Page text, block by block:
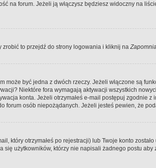
na forum. Jeżeli ją włączysz będziesz widoczny na
zrobić to przejdź do strony logowania i kliknij na
być jedna z dwóch rzeczy. Jeżeli włączone są
Niektóre fora wymagają aktywacji wszystkich
konta. Jeżeli otrzymałeś e-mail postępuj zgodnie
forum osób niepożądanych. Jeżeli jesteś pewien, że
który otrzymałeś po rejestracji) lub Twoje konto
użytkowników, którzy nie napisali żadnego postu